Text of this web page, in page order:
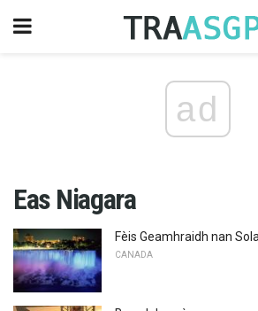
ad
Eas Niagara
Fèis Geamhraidh nan
CANADA